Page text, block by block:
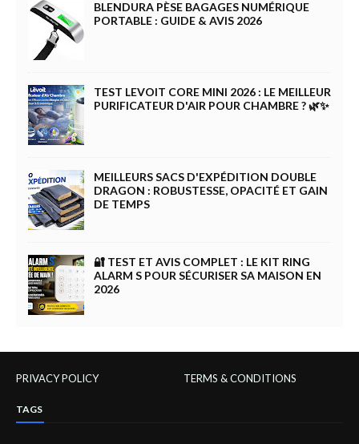
BLENDURA PÈSE BAGAGES NUMÉRIQUE
PORTABLE : GUIDE & AVIS 2026
TEST LEVOIT CORE MINI 2026 : LE MEILLEUR
PURIFICATEUR D'AIR POUR CHAMBRE ? 🌿✨
MEILLEURS SACS D'EXPÉDITION DOUBLE
DRAGON : ROBUSTESSE, OPACITÉ ET GAIN
DE TEMPS
🔐 TEST ET AVIS COMPLET : LE KIT RING
ALARM S POUR SÉCURISER SA MAISON EN
2026
PRIVACY POLICY TERMS & CONDITIONS
TAGS